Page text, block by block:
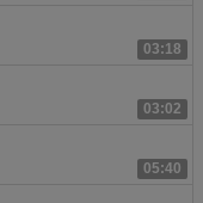
03:18
03:02
05:40